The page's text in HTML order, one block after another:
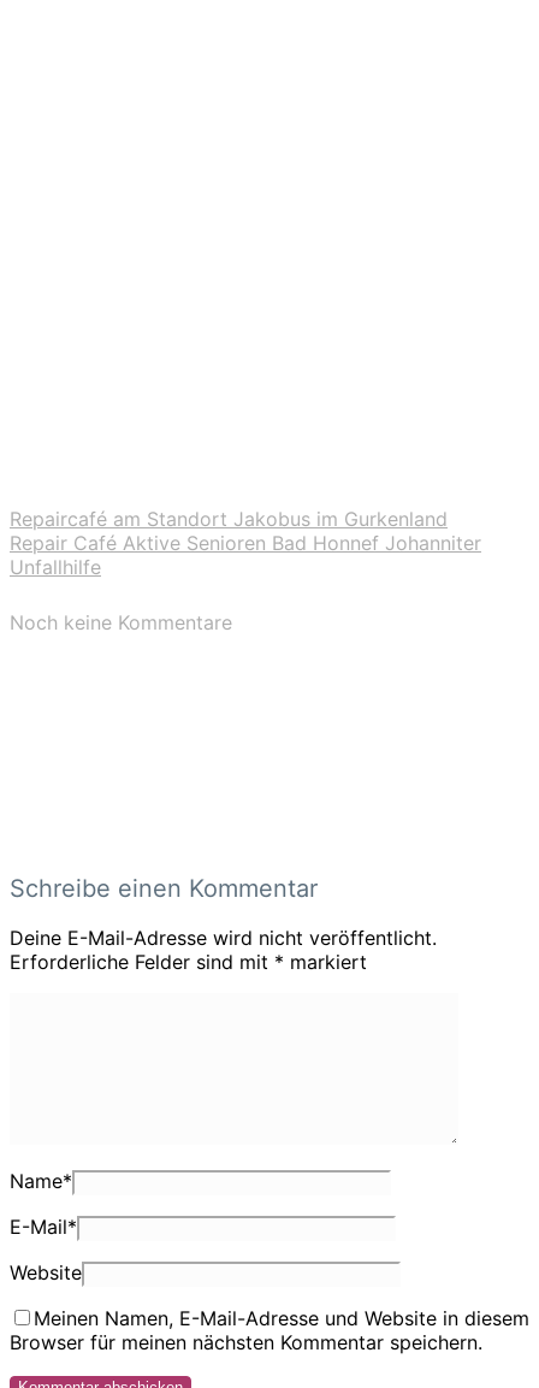
Repaircafé am Standort Jakobus im Gurkenland
Repair Café Aktive Senioren Bad Honnef Johanniter
Unfallhilfe
Noch keine Kommentare
Schreibe einen Kommentar
Deine E-Mail-Adresse wird nicht veröffentlicht.
Erforderliche Felder sind mit * markiert
Name*
E-Mail*
Website
Meinen Namen, E-Mail-Adresse und Website in diesem
Browser für meinen nächsten Kommentar speichern.